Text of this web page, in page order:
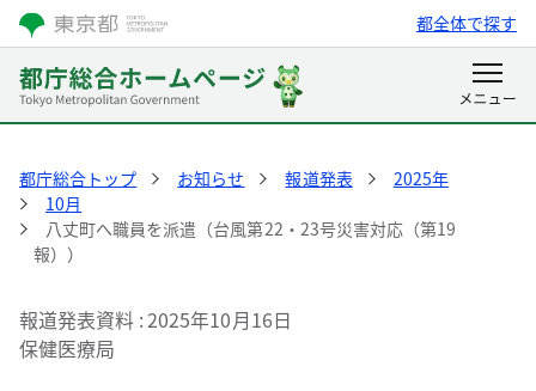
都全体で探す
都庁総合トップ お知らせ 報道発表
2025年
10月
八丈町へ職員を派遣（台風第22・23号災害対応（第19
報））
報道発表資料 2025年10月16日
保健医療局